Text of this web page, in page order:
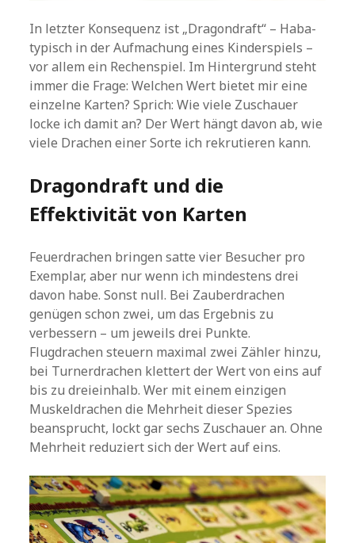
In letzter Konsequenz ist „Dragondraft“ – Haba-
typisch in der Aufmachung eines Kinderspiels –
vor allem ein Rechenspiel. Im Hintergrund steht
immer die Frage: Welchen Wert bietet mir eine
einzelne Karten? Sprich: Wie viele Zuschauer
locke ich damit an? Der Wert hängt davon ab, wie
viele Drachen einer Sorte ich rekrutieren kann.
Dragondraft und die
Effektivität von Karten
Feuerdrachen bringen satte vier Besucher pro
Exemplar, aber nur wenn ich mindestens drei
davon habe. Sonst null. Bei Zauberdrachen
genügen schon zwei, um das Ergebnis zu
verbessern – um jeweils drei Punkte.
Flugdrachen steuern maximal zwei Zähler hinzu,
bei Turnerdrachen klettert der Wert von eins auf
bis zu dreieinhalb. Wer mit einem einzigen
Muskeldrachen die Mehrheit dieser Spezies
beansprucht, lockt gar sechs Zuschauer an. Ohne
Mehrheit reduziert sich der Wert auf eins.